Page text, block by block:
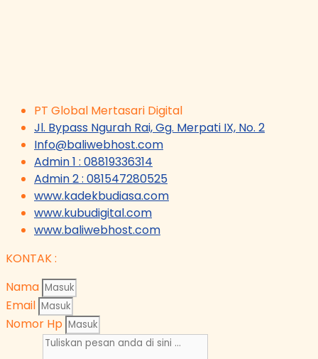
PT Global Mertasari Digital
Jl. Bypass Ngurah Rai, Gg. Merpati IX, No. 2
Info@baliwebhost.com
Admin 1 : 08819336314
Admin 2 : 081547280525
www.kadekbudiasa.com
www.kubudigital.com
www.baliwebhost.com
KONTAK :
Nama
Email
Nomor Hp